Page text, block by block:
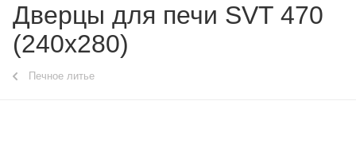
Дверцы для печи SVT 470
(240x280)
Печное литье